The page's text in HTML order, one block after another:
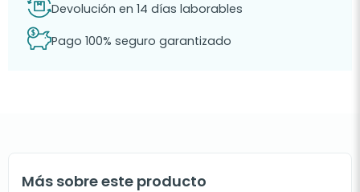
Devolución en 14 días laborables
Pago 100% seguro garantizado
Más sobre este producto